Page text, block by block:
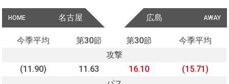
HOME 名古屋 AWAY
広島
今季平均 第30節 第30節
今季平均
攻撃
(11.90)
11.63 16.10
(15.71)